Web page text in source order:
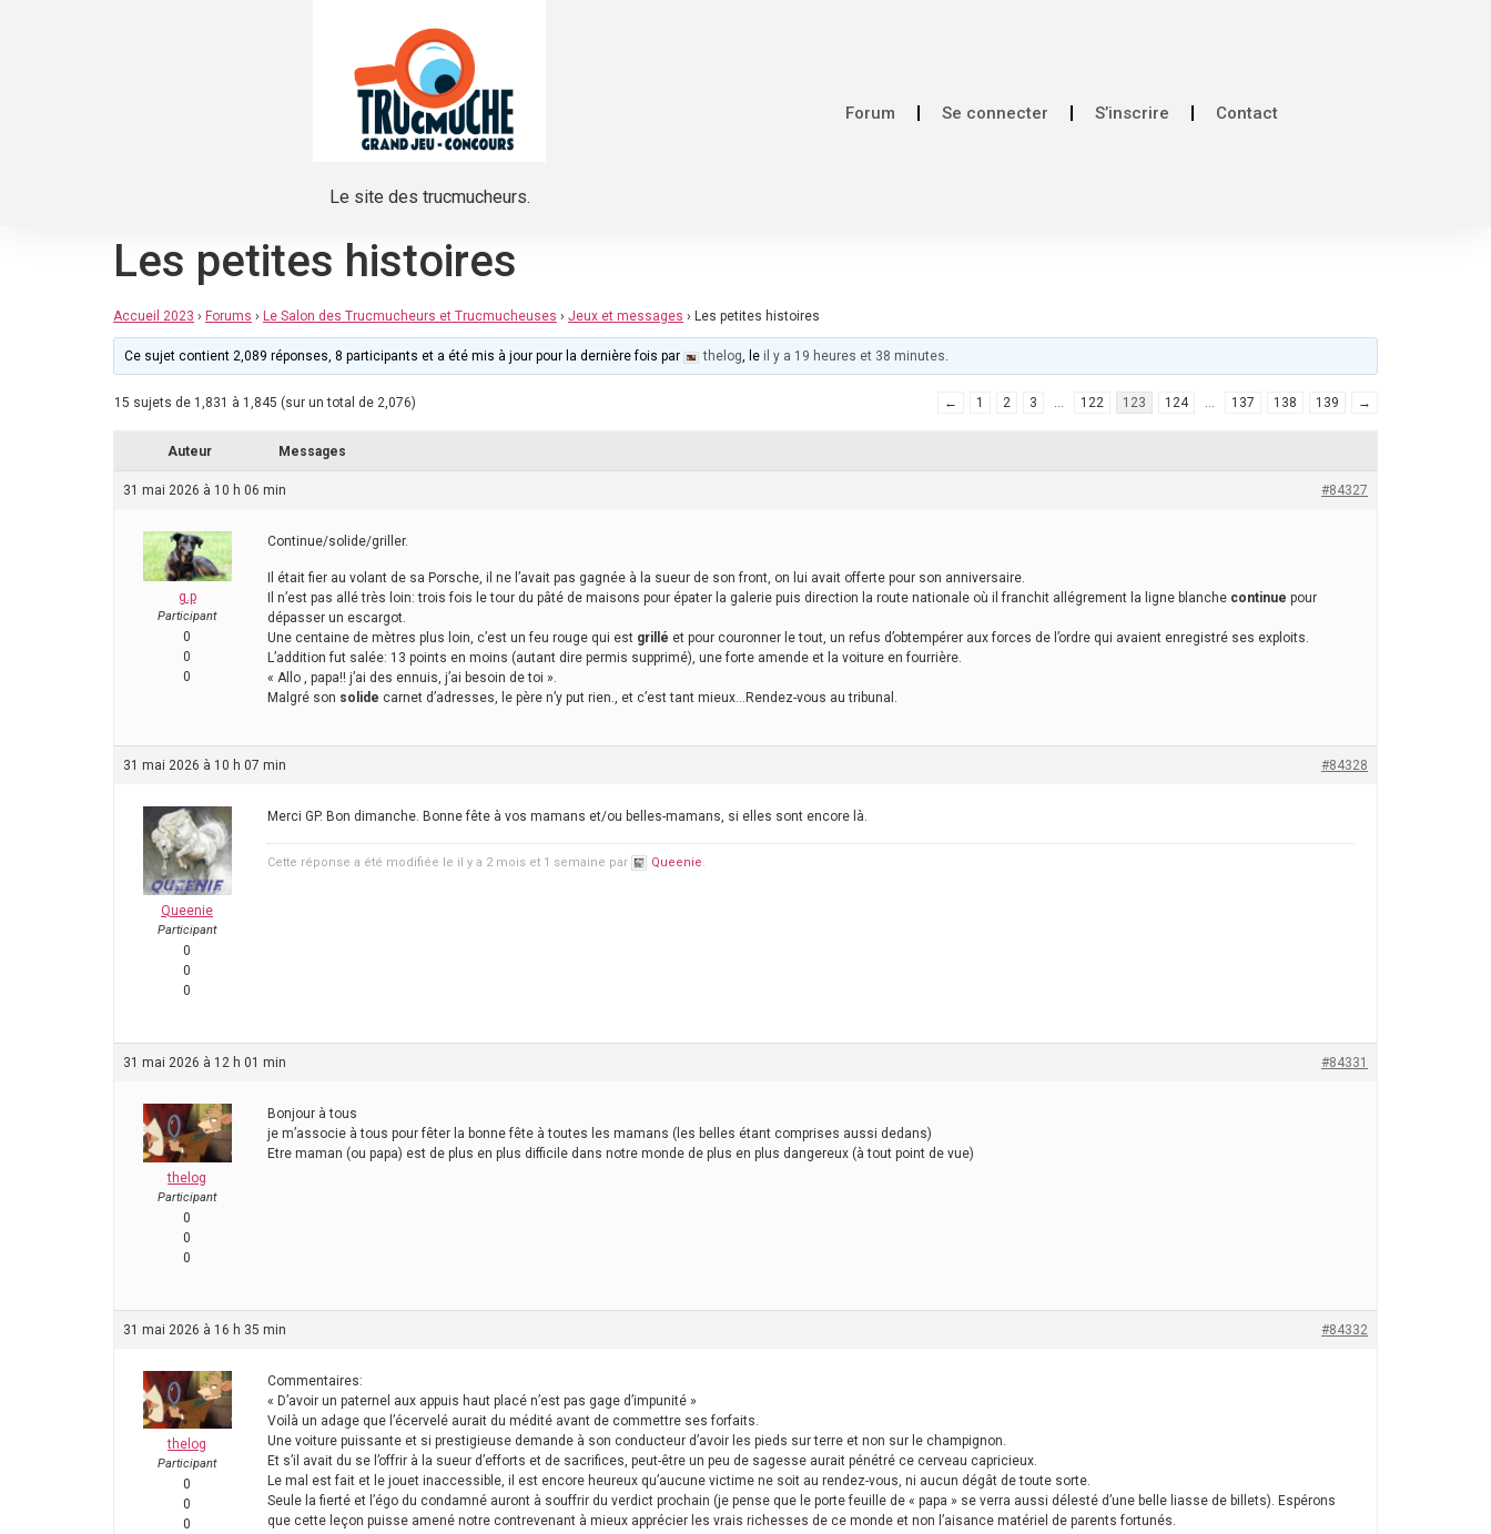
Le site des trucmucheurs.
Forum Se connecter S’inscrire Contact
Les petites histoires
Accueil 2023 › Forums › Le Salon des Trucmucheurs et Trucmucheuses › Jeux et messages › Les petites histoires
Ce sujet contient 2,089 réponses, 8 participants et a été mis à jour pour la dernière fois par thelog, le il y a 19 heures et 38 minutes.
15 sujets de 1,831 à 1,845 (sur un total de 2,076) ← 1 2 3 … 122 123 124 … 137 138 139 →
Auteur Messages
31 mai 2026 à 10 h 06 min #84327
g.p
Participant
0
0
0
Continue/solide/griller.
Il était fier au volant de sa Porsche, il ne l’avait pas gagnée à la sueur de son front, on lui avait offerte pour son anniversaire.
Il n’est pas allé très loin: trois fois le tour du pâté de maisons pour épater la galerie puis direction la route nationale où il franchit allégrement la ligne blanche continue pour
dépasser un escargot.
Une centaine de mètres plus loin, c’est un feu rouge qui est grillé et pour couronner le tout, un refus d’obtempérer aux forces de l’ordre qui avaient enregistré ses exploits.
L’addition fut salée: 13 points en moins (autant dire permis supprimé), une forte amende et la voiture en fourrière.
« Allo , papa!! j’ai des ennuis, j’ai besoin de toi ».
Malgré son solide carnet d’adresses, le père n’y put rien., et c’est tant mieux…Rendez-vous au tribunal.
31 mai 2026 à 10 h 07 min #84328
Queenie
Participant
0
0
0
Merci GP. Bon dimanche. Bonne fête à vos mamans et/ou belles-mamans, si elles sont encore là.
Cette réponse a été modifiée le il y a 2 mois et 1 semaine par Queenie
31 mai 2026 à 12 h 01 min #84331
thelog
Participant
0
0
0
Bonjour à tous
je m’associe à tous pour fêter la bonne fête à toutes les mamans (les belles étant comprises aussi dedans)
Etre maman (ou papa) est de plus en plus difficile dans notre monde de plus en plus dangereux (à tout point de vue)
31 mai 2026 à 16 h 35 min #84332
thelog
Participant
0
0
0
Commentaires:
« D’avoir un paternel aux appuis haut placé n’est pas gage d’impunité »
Voilà un adage que l’écervelé aurait du médité avant de commettre ses forfaits.
Une voiture puissante et si prestigieuse demande à son conducteur d’avoir les pieds sur terre et non sur le champignon.
Et s’il avait du se l’offrir à la sueur d’efforts et de sacrifices, peut-être un peu de sagesse aurait pénétré ce cerveau capricieux.
Le mal est fait et le jouet inaccessible, il est encore heureux qu’aucune victime ne soit au rendez-vous, ni aucun dégât de toute sorte.
Seule la fierté et l’égo du condamné auront à souffrir du verdict prochain (je pense que le porte feuille de « papa » se verra aussi délesté d’une belle liasse de billets). Espérons
que cette leçon puisse amené notre contrevenant à mieux apprécier les vrais richesses de ce monde et non l’aisance matériel de parents fortunés.